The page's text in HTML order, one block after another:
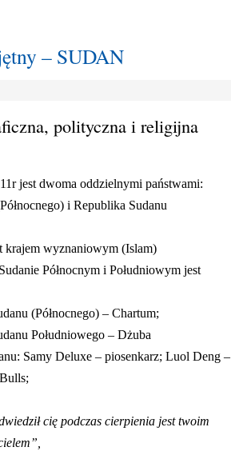
– SUDAN
polityczna i religijna
jest dwoma oddzielnymi państwami:
i Republika Sudanu
krajem wyznaniowym (Islam)
Północnym i Południowym jest
(Północnego) – Chartum;
Południowego – Dżuba
Samy Deluxe – piosenkarz; Luol Deng –
cię podczas cierpienia jest twoim